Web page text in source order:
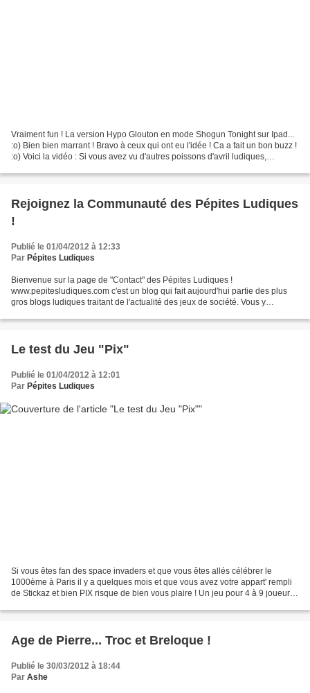
Vraiment fun ! La version Hypo Glouton en mode Shogun Tonight sur Ipad...
:o) Bien bien marrant ! Bravo à ceux qui ont eu l'idée ! Ca a fait un bon buzz !
:o) Voici la vidéo : Si vous avez vu d'autres poissons d'avril ludiques,
Rejoignez la Communauté des Pépites Ludiques
!
Publié le 01/04/2012 à 12:33
Par Pépites Ludiques
Bienvenue sur la page de "Contact" des Pépites Ludiques !
www.pepitesludiques.com c'est un blog qui fait aujourd'hui partie des plus
gros blogs ludiques traitant de l'actualité des jeux de société. Vous y
Le test du Jeu "Pix"
Publié le 01/04/2012 à 12:01
Par Pépites Ludiques
Si vous êtes fan des space invaders et que vous êtes allés célébrer le
1000ème à Paris il y a quelques mois et que vous avez votre appart' rempli
de Stickaz et bien PIX risque de bien vous plaire ! Un jeu pour 4 à 9 joueurs
Age de Pierre... Troc et Breloque !
Publié le 30/03/2012 à 18:44
Par Ashe